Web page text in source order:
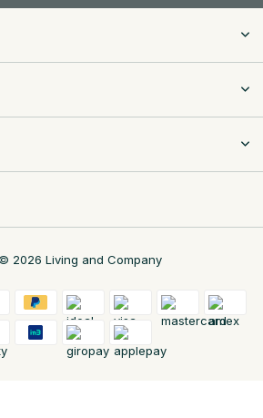
2026 Living and Company